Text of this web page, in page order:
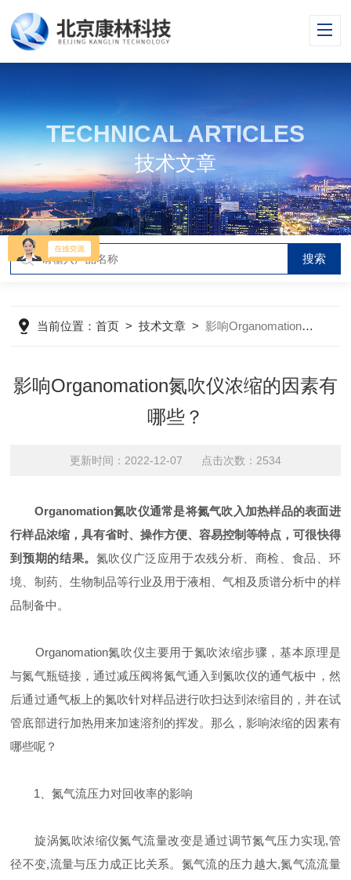
TECHNICAL ARTICLES
技术文章
当前位置：首页 >技术文章 >影响Organomation氮吹仪浓缩的因素有哪些？
影响Organomation氮吹仪浓缩的因素有
哪些？
更新时间：2022-12-07 点击次数：2534
Organomation氮吹仪通常是将氮气吹入加热样品的表面进
行样品浓缩，具有省时、操作方便、容易控制等特点，可很快得
到预期的结果。 氮吹仪广泛应用于农残分析、商检、食品、环
境、制药、生物制品等行业及用于液相、气相及质谱分析中的样
品制备中。
Organomation氮吹仪主要用于氮吹浓缩步骤，基本原理是
与氮气瓶链接，通过减压阀将氮气通入到氮吹仪的通气板中，然
后通过通气板上的氮吹针对样品进行吹扫达到浓缩目的，并在试
管底部进行加热用来加速溶剂的挥发。那么，影响浓缩的因素有
哪些呢？
1、氮气流压力对回收率的影响
旋涡氮吹浓缩仪氮气流量改变是通过调节氮气压力实现,管
径不变,流量与压力成正比关系。氮气流的压力越大,氮气流流量